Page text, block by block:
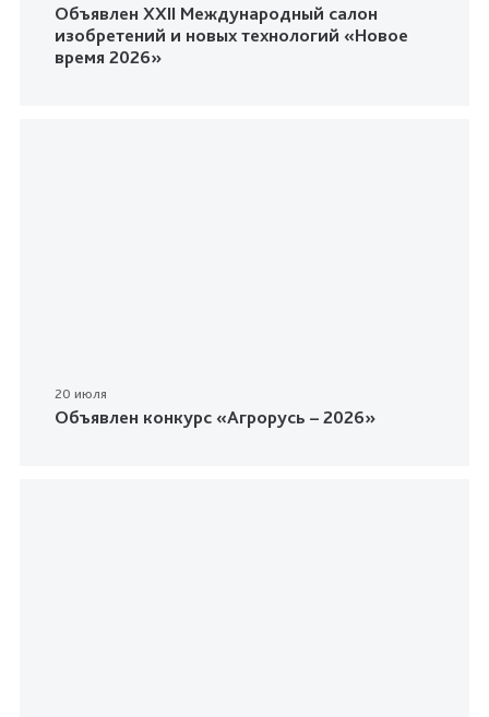
Объявлен XXII Международный салон
изобретений и новых технологий «Новое
время 2026»
20 июля
Объявлен конкурс «Агрорусь – 2026»